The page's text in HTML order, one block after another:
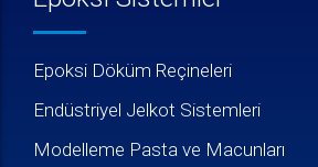
Epoksi Döküm Reçineleri
Endüstriyel Jelkot Sistemleri
Modelleme Pasta ve Macunları